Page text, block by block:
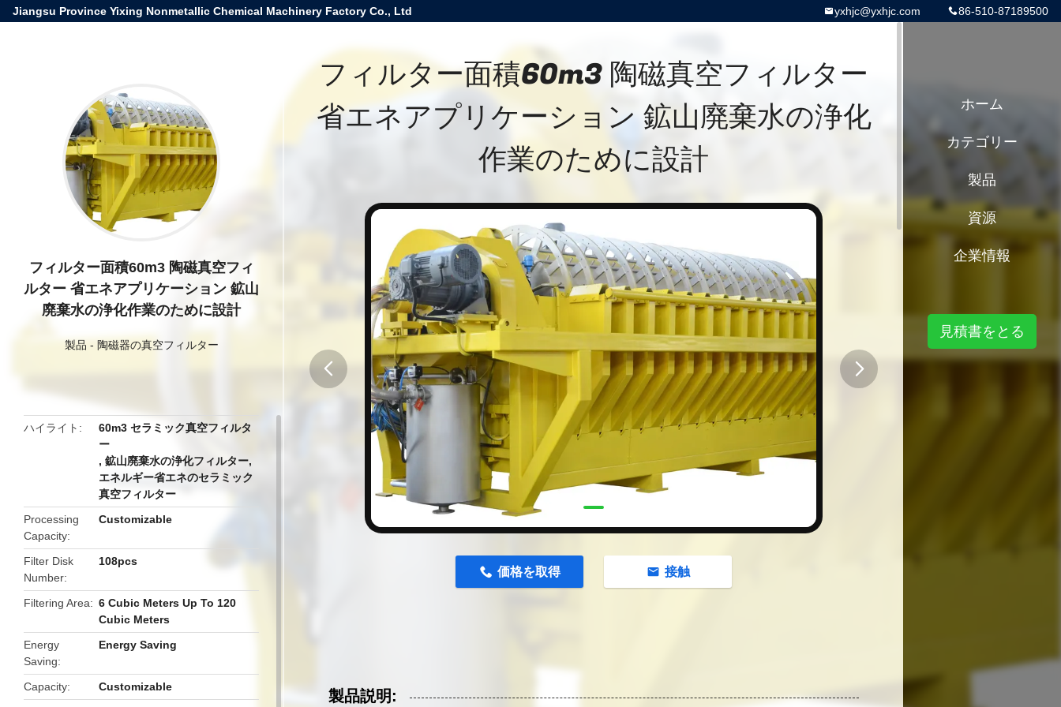
Jiangsu Province Yixing Nonmetallic Chemical Machinery Factory Co., Ltd 86-510-87189500
yxhjc@yxhjc.com
フィルター面積60m3 陶磁真空フィ
ルター 省エネアプリケーション 鉱山
廃棄水の浄化作業のために設計
製品 - 陶磁器の真空フィルター
ハイライト
60m3 セラミック真空フィルタ
ー
,鉱山廃棄水の浄化フィルター,
エネルギー省エネのセラミック
真空フィルター
Processing
Capacity
Customizable
Filter Disk
Number
108pcs
Filtering Area
6 Cubic Meters Up To 120
Cubic Meters
Energy
Saving
Energy Saving
Capacity
Customizable
フィルター面積60m3 陶磁真空フィルター
省エネアプリケーション 鉱山廃棄水の浄化
作業のために設計
価格を取得 接触
製品説明:
ホーム
カテゴリー
製品
資源
企業情報
見積書をとる